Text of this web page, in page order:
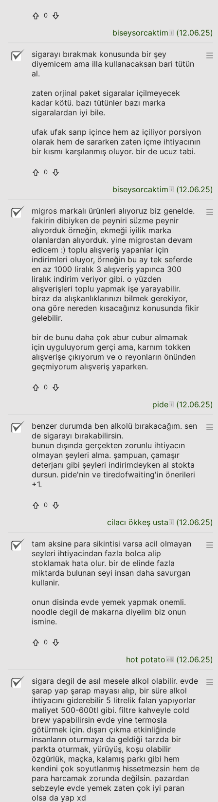
0
biseysorcaktim (12.06.25)
sigarayı bırakmak konusunda bir şey
diyemicem ama illa kullanacaksan bari tütün
al.
zaten orjinal paket sigaralar içilmeyecek
kadar kötü. bazı tütünler bazı marka
sigaralardan iyi bile.
ufak ufak sarıp içince hem az içiliyor porsiyon
olarak hem de sararken zaten içme ihtiyacının
bir kısmı karşılanmış oluyor. bir de ucuz tabi.
0
biseysorcaktim (12.06.25)
migros markalı ürünleri alıyoruz biz genelde.
fakirin dibiyken de peyniri süzme peynir
alıyorduk örneğin, ekmeği iyilik marka
olanlardan alıyorduk. yine migrostan devam
edicem :) toplu alışveriş yapanlar için
indirimleri oluyor, örneğin bu ay tek seferde
en az 1000 liralık 3 alışveriş yapınca 300
liralık indirim veriyor gibi. o yüzden
alışverişleri toplu yapmak işe yarayabilir.
biraz da alışkanlıklarınızı bilmek gerekiyor,
ona göre nereden kısacağınız konusunda fikir
gelebilir.
bir de bunu daha çok abur cubur almamak
için uyguluyorum gerçi ama, karnım tokken
alışverişe çıkıyorum ve o reyonların önünden
geçmiyorum alışveriş yaparken.
0
pide (12.06.25)
benzer durumda ben alkolü bırakacağım. sen
de sigarayı bırakabilirsin.
bunun dışında gerçekten zorunlu ihtiyacın
olmayan şeyleri alma. şampuan, çamaşır
deterjanı gibi şeyleri indirimdeyken al stokta
dursun. pide'nin ve tiredofwaiting'in önerileri
+1.
0
cilacı ökkeş usta (12.06.25)
tam aksine para sikintisi varsa acil olmayan
seyleri ihtiyacindan fazla bolca alip
stoklamak hata olur. bir de elinde fazla
miktarda bulunan seyi insan daha savurgan
kullanir.
onun disinda evde yemek yapmak onemli.
noodle degil de makarna diyelim biz onun
ismine.
0
hot potato (12.06.25)
sigara degil de asıl mesele alkol olabilir. evde
şarap yap şarap mayası alıp, bir süre alkol
ihtiyacını giderebilir 5 litrelik falan yapıyorlar
maliyet 500-600tl gibi. filtre kahveyle cold
brew yapabilirsin evde yine termosla
götürmek için. dışarı çıkma etkinliğinde
insanların oturmaya da geldiği tarzda bir
parkta oturmak, yürüyüş, koşu olabilir
özgürlük, maçka, kalamış parkı gibi hem
kendini çok soyutlanmış hissetmezsin hem de
para harcamak zorunda değilsin. pazardan
sebzeyle evde yemek zaten çok iyi paran
olsa da yap xd